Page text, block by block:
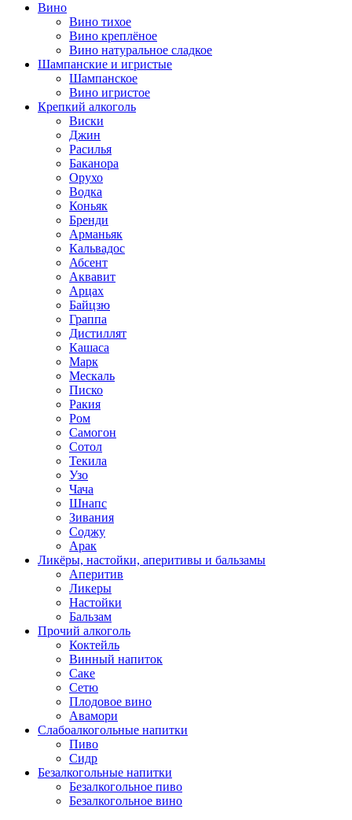
Вино
Вино тихое
Вино креплёное
Вино натуральное сладкое
Шампанские и игристые
Шампанское
Вино игристое
Крепкий алкоголь
Виски
Джин
Расилья
Баканора
Орухо
Водка
Коньяк
Бренди
Арманьяк
Кальвадос
Абсент
Аквавит
Арцах
Байцзю
Граппа
Дистиллят
Кашаса
Марк
Мескаль
Писко
Ракия
Ром
Самогон
Сотол
Текила
Узо
Чача
Шнапс
Зивания
Соджу
Арак
Ликёры, настойки, аперитивы и бальзамы
Аперитив
Ликеры
Настойки
Бальзам
Прочий алкоголь
Коктейль
Винный напиток
Саке
Сетю
Плодовое вино
Авамори
Слабоалкогольные напитки
Пиво
Сидр
Безалкогольные напитки
Безалкогольное пиво
Безалкогольное вино